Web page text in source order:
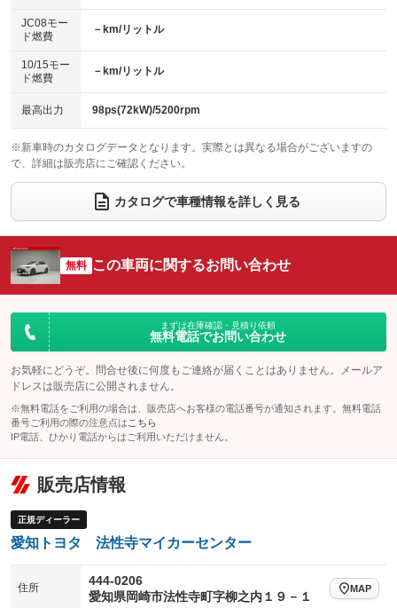
電動格納ミラー
：装備なし
ローダウン
：装備なし
ベンチシート
：装備なし
チップアップシート
：装備なし
電動格納サードシート
：装備なし シートヒーター
：装備なし
ウォークスルー
電動リアゲート フロントカメラ
：装備なし
シートエアコン
：装備なし 全周囲カメラ
：装備なし
サイドカメラ
：装備なし ルーフレール
：装備なし
エアサスペンション ヘッドライトウォッシャー
JC08モー
ド燃費
－km/リットル
10/15モー
ド燃費
－km/リットル
最高出力 98ps(72kW)/5200rpm
※新車時のカタログデータとなります。実際とは異なる場合がございますの
で、詳細は販売店にご確認ください。
カタログで車種情報を詳しく見る
無料 この車両に関するお問い合わせ
まずは在庫確認・見積り依頼
無料電話でお問い合わせ
お気軽にどうぞ。問合せ後に何度もご連絡が届くことはありません。メールア
ドレスは販売店に公開されません。
※無料電話をご利用の場合は、販売店へお客様の電話番号が通知されます。無料電話
番号ご利用の際の注意点は こちら
IP電話、ひかり電話からはご利用いただけません。
販売店情報
正規ディーラー
愛知トヨタ 法性寺マイカーセンター
住所
444-0206
愛知県岡崎市法性寺町字柳之内１９－１
MAP